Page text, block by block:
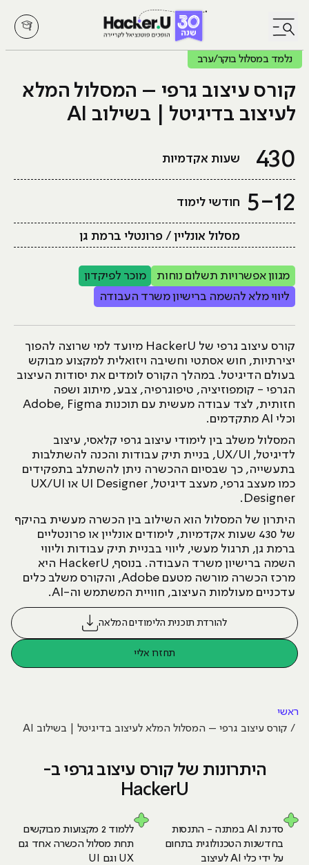
לחץ לפתיחת/סגירת תפריט
נלמד במסלול בוקר/ערב
קורס עיצוב גרפי – המסלול המלא
לעיצוב בדיגיטל | בשילוב AI
430 שעות אקדמיות
5-12 חודשי לימוד
מסלול אונליין / פרונטלי ברמת גן
מגוון אפשרויות תשלום נוחות
מוכר לפיקדון
ליווי מלא להשמה ברישיון משרד העבודה
קורס עיצוב גרפי של HackerU מיועד למי שרוצה להפוך
יצירתיות, חוש אסתטי וחשיבה ויזואלית למקצוע מבוקש
בעולם הדיגיטל. במהלך הקורס לומדים את יסודות העיצוב
הגרפי - קומפוזיציה, טיפוגרפיה, צבע, מיתוג ושפה
חזותית, לצד עבודה מעשית עם תוכנות Adobe, Figma
וכלי AI מתקדמים.
המסלול משלב בין לימודי עיצוב גרפי קלאסי, עיצוב
לדיגיטל, UX/UI, בניית תיק עבודות והכנה להשתלבות
בתעשייה, כך שבסיום ההכשרה ניתן להשתלב בתפקידים
כמו מעצב גרפי, מעצב דיגיטל, UI Designer או UX/UI
Designer.
היתרון של המסלול הוא השילוב בין הכשרה מעשית בהיקף
של 430 שעות אקדמיות, לימודים אונליין או פרונטליים
ברמת גן, תרגול מעשי, ליווי בבניית תיק עבודות וליווי
השמה ברישיון משרד העבודה. בנוסף, HackerU היא
מרכז הכשרה מורשה מטעם Adobe, והקורס משלב כלים
עדכניים מעולמות העיצוב, חוויית המשתמש וה-AI.
להורדת תוכנית הלימודים המלאה
תחזרו אליי
ראשי
קורס עיצוב גרפי – המסלול המלא לעיצוב בדיגיטל | בשילוב AI
היתרונות של קורס עיצוב גרפי ב-
HackerU
סדנת AI במתנה - התנסות
בחדשנות הטכנולוגית בתחום
על ידי כלי AI לעיצוב
ללמוד 2 מקצועות מבוקשים
תחת מסלול הכשרה אחד גם
UX וגם UI